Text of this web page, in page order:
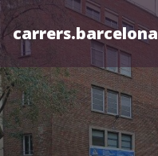
carrers.barcelona